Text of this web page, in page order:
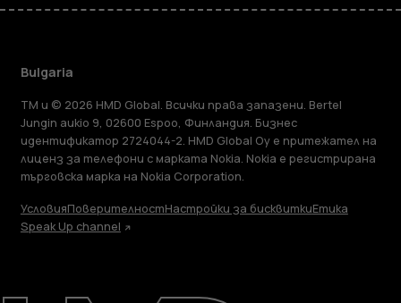
Ремонт, повторна употреба,
Bulgaria
TM и © 2026 HMD Global. Всички права запазени. Bertel
Jungin aukio 9, 02600 Espoo, Финландия. Бизнес
идентификатор 2724044-2. HMD Global Oy е притежател на
лиценз за телефони с марката Nokia. Nokia е регистрирана
търговска марка на Nokia Corporation.
УсловияПоверителностНастройки за бисквиткиЕтика
Speak Up channel